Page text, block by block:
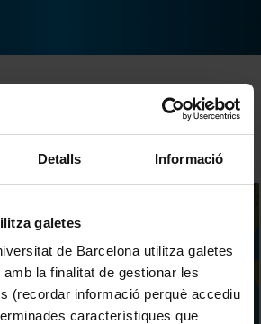
Detalls Informació
galetes
de Barcelona utilitza galetes
la finalitat de gestionar les
(recordar informació perquè accediu
característiques que